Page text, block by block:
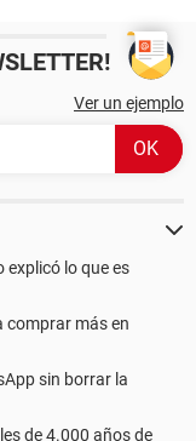
Ver un ejemplo
explicó lo que es
comprar más en
sin borrar la
de 4.000 años de